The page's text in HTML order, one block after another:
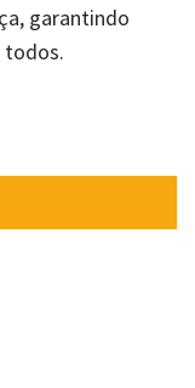
garantindo
todos.